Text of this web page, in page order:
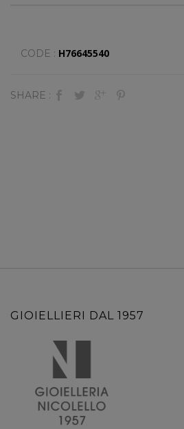
CODE : H76645540
SHARE :
GIOIELLIERI DAL 1957